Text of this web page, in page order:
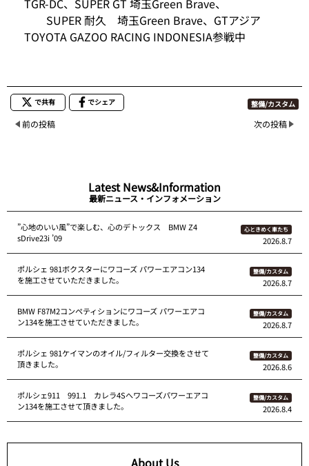
SUPER 耐久 埼玉Green Brave、GTアジア
TOYOTA GAZOO RACING INDONESIA参戦中
で共有 でシェア 整備/カスタム
前の投稿 次の投稿
Latest News&Information
最新ニュース・インフォメーション
”心地のいい風”で楽しむ、心のデトックス BMW Z4
sDrive23i ’09
心ときめく車たち
2026.8.7
ポルシェ 981ボクスターにワコーズ パワーエアコン134
を施工させていただきました。
整備/カスタム
2026.8.7
BMW F87M2コンペティションにワコーズ パワーエアコ
ン134を施工させていただきました。
整備/カスタム
2026.8.7
ポルシェ 981ケイマンのオイル/フィルター交換をさせて
頂きました。
整備/カスタム
2026.8.6
ポルシェ911 991.1 カレラ4Sへワコーズパワーエアコ
ン134を施工させて頂きました。
整備/カスタム
2026.8.4